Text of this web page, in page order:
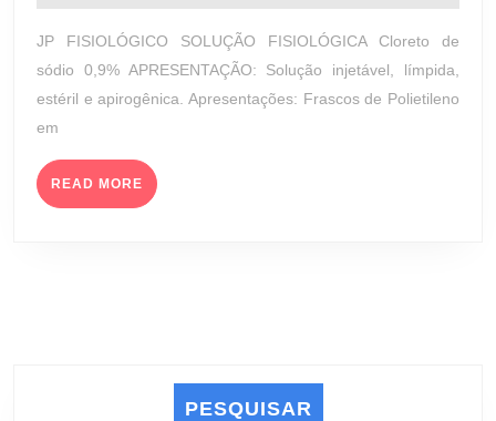
+
10
MG/G
(JP
INDÚSTRIA
FARMACÊUTICA
junho
2023
JP FISIOLÓGICO SOLUÇÃO FISIOLÓGICA Cloreto de
sódio 0,9% APRESENTAÇÃO: Solução injetável, límpida,
estéril e apirogênica. Apresentações: Frascos de Polietileno
em
READ MORE READ
MORE
PESQUISAR